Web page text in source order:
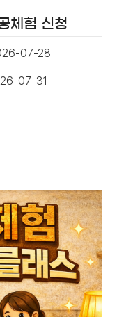
체험 신청
07-28
07-31